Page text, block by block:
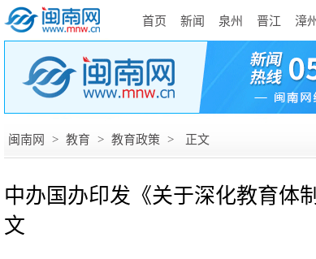
首页 新闻 泉州 晋江 漳州
闽南网 > 教育 > 教育政策 > 正文
中办国办印发《关于深化教育体
文